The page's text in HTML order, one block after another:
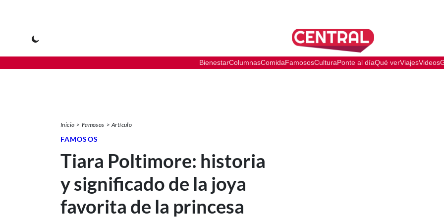
BienestarColumnasComidaFamososCulturaPonte al díaQué verViajesVideos
Inicio Famosos Artículo
FAMOSOS
Tiara Poltimore: historia
y significado de la joya
favorita de la princesa